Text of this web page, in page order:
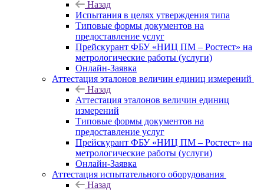
Назад
Испытания в целях утверждения типа
Типовые формы документов на
предоставление услуг
Прейскурант ФБУ «НИЦ ПМ – Ростест» на
метрологические работы (услуги)
Онлайн-Заявка
Аттестация эталонов величин единиц измерений
Назад
Аттестация эталонов величин единиц
измерений
Типовые формы документов на
предоставление услуг
Прейскурант ФБУ «НИЦ ПМ – Ростест» на
метрологические работы (услуги)
Онлайн-Заявка
Аттестация испытательного оборудования
Назад